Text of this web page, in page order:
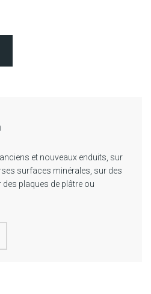
et nouveaux enduits, sur
surfaces minérales, sur des
plaques de plâtre ou